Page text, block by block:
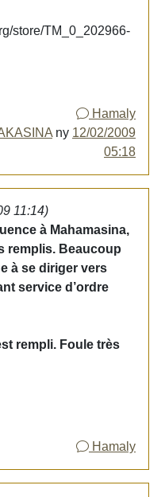
store/TM_0_202966-
Hamaly
ny 12/02/2009
05:18
11:14)
à Mahamasina,
remplis. Beaucoup
à se diriger vers
service d’ordre
rempli. Foule très
Hamaly